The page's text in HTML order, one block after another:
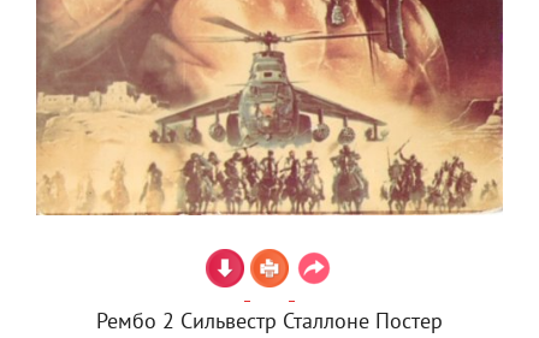
Рембо 2 Сильвестр Сталлоне Постер